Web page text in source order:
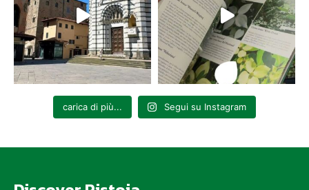
carica di più... Segui su Instagram